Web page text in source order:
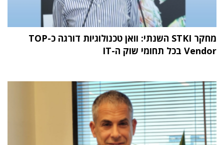
מחקר STKI השנתי: וואן טכנולוגיות דורגה כ-TOP
Vendor בכל תחומי שוק ה-IT